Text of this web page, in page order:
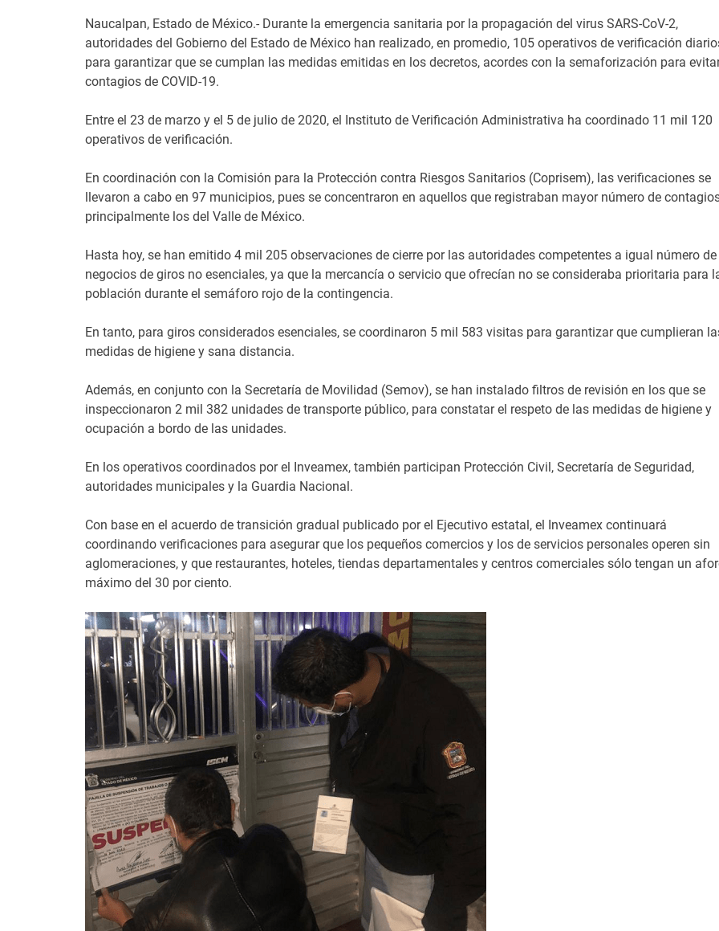
Naucalpan, Estado de México.- Durante la emergencia sanitaria por la propagación del virus SARS-CoV-2,
autoridades del Gobierno del Estado de México han realizado, en promedio, 105 operativos de verificación
para garantizar que se cumplan las medidas emitidas en los decretos, acordes con la semaforización para
contagios de COVID-19.
Entre el 23 de marzo y el 5 de julio de 2020, el Instituto de Verificación Administrativa ha coordinado 11 mil 120
operativos de verificación.
En coordinación con la Comisión para la Protección contra Riesgos Sanitarios (Coprisem), las verificaciones se
llevaron a cabo en 97 municipios, pues se concentraron en aquellos que registraban mayor número de
principalmente los del Valle de México.
Hasta hoy, se han emitido 4 mil 205 observaciones de cierre por las autoridades competentes a igual número de
negocios de giros no esenciales, ya que la mercancía o servicio que ofrecían no se consideraba prioritaria para
población durante el semáforo rojo de la contingencia.
En tanto, para giros considerados esenciales, se coordinaron 5 mil 583 visitas para garantizar que cumplieran
medidas de higiene y sana distancia.
Además, en conjunto con la Secretaría de Movilidad (Semov), se han instalado filtros de revisión en los que se
inspeccionaron 2 mil 382 unidades de transporte público, para constatar el respeto de las medidas de higiene y
ocupación a bordo de las unidades.
En los operativos coordinados por el Inveamex, también participan Protección Civil, Secretaría de Seguridad,
autoridades municipales y la Guardia Nacional.
Con base en el acuerdo de transición gradual publicado por el Ejecutivo estatal, el Inveamex continuará
coordinando verificaciones para asegurar que los pequeños comercios y los de servicios personales operen sin
aglomeraciones, y que restaurantes, hoteles, tiendas departamentales y centros comerciales sólo tengan un
máximo del 30 por ciento.